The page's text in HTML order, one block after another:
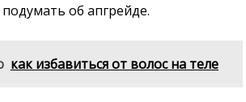
об апгрейде.
как избавиться от волос на теле